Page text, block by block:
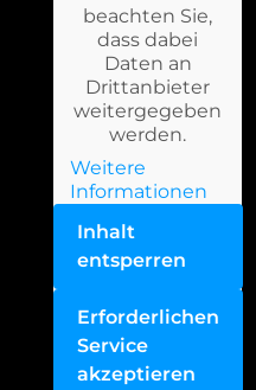
beachten Sie,
dass dabei
Daten an
Drittanbieter
weitergegeben
werden.
Weitere
Informationen
Inhalt
entsperren
Erforderlichen
Service
akzeptieren